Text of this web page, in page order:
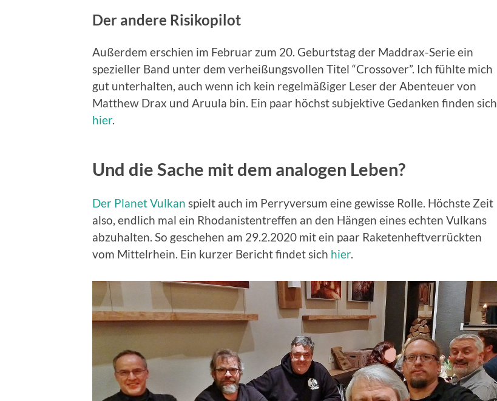
Der andere Risikopilot
Außerdem erschien im Februar zum 20. Geburtstag der Maddrax-Serie ein
spezieller Band unter dem verheißungsvollen Titel “Crossover”. Ich fühlte mich
gut unterhalten, auch wenn ich kein regelmäßiger Leser der Abenteuer von
Matthew Drax und Aruula bin. Ein paar höchst subjektive Gedanken finden sich
hier.
Und die Sache mit dem analogen Leben?
Der Planet Vulkan spielt auch im Perryversum eine gewisse Rolle. Höchste Zeit
also, endlich mal ein Rhodanistentreffen an den Hängen eines echten Vulkans
abzuhalten. So geschehen am 29.2.2020 mit ein paar Raketenheftverrückten
vom Mittelrhein. Ein kurzer Bericht findet sich hier.